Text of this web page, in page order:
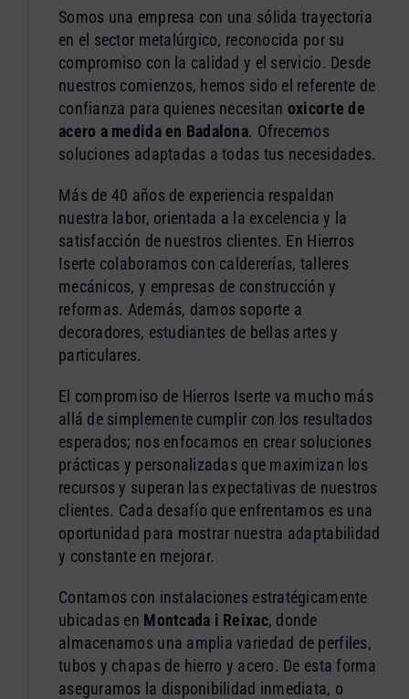
Somos una empresa con una sólida trayectoria
en el sector metalúrgico, reconocida por su
compromiso con la calidad y el servicio. Desde
nuestros comienzos, hemos sido el referente de
confianza para quienes necesitan oxicorte de
acero a medida en Badalona. Ofrecemos
soluciones adaptadas a todas tus necesidades.
Más de 40 años de experiencia respaldan
nuestra labor, orientada a la excelencia y la
satisfacción de nuestros clientes. En Hierros
Iserte colaboramos con caldererías, talleres
mecánicos, y empresas de construcción y
reformas. Además, damos soporte a
decoradores, estudiantes de bellas artes y
particulares.
El compromiso de Hierros Iserte va mucho más
allá de simplemente cumplir con los resultados
esperados; nos enfocamos en crear soluciones
prácticas y personalizadas que maximizan los
recursos y superan las expectativas de nuestros
clientes. Cada desafío que enfrentamos es una
oportunidad para mostrar nuestra adaptabilidad
y constante en mejorar.
Contamos con instalaciones estratégicamente
ubicadas en Montcada i Reixac, donde
almacenamos una amplia variedad de perfiles,
tubos y chapas de hierro y acero. De esta forma
aseguramos la disponibilidad inmediata, o